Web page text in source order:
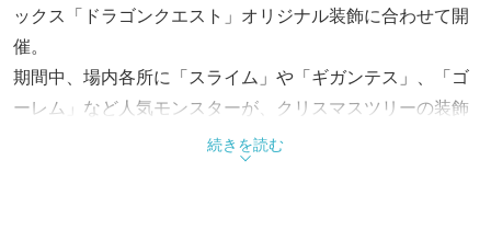
ックス「ドラゴンクエスト」オリジナル装飾に合わせて開
催。
期間中、場内各所に「スライム」や「ギガンテス」、「ゴ
ーレム」など人気モンスターが、クリスマスツリーの装飾
やパネル、オブジェになって登場し、施設全体をドラクエ
続きを読む